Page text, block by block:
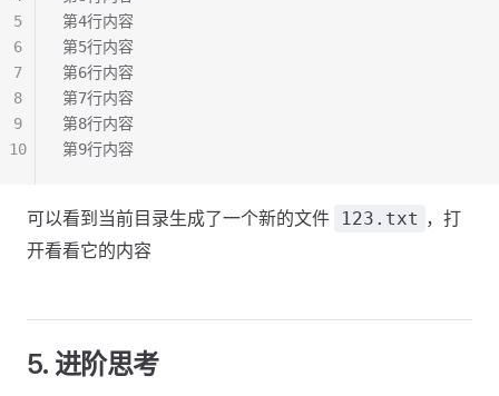
第4行内容
第5行内容
第6行内容
第7行内容
第8行内容
第9行内容
5
6
7
8
9
10
可以看到当前目录生成了一个新的文件 123.txt ，打
开看看它的内容
5. 进阶思考